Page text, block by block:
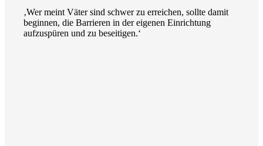
‚Wer meint Väter sind schwer zu erreichen, sollte damit
beginnen, die Barrieren in der eigenen Einrichtung
aufzuspüren und zu beseitigen.‘